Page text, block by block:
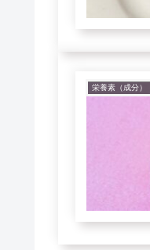
栄養素（成分）